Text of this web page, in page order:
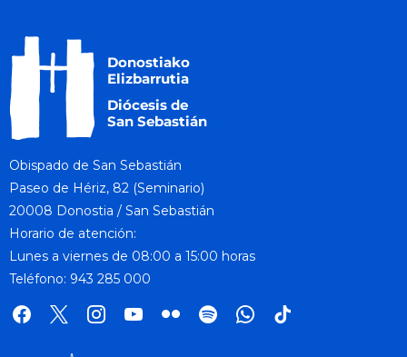
Obispado de San Sebastián
Paseo de Hériz, 82 (Seminario)
20008 Donostia / San Sebastián
Horario de atención:
Lunes a viernes de 08:00 a 15:00 horas
Teléfono: 943 285 000
facebook
x instagramyoutube
flickr spotifywhatsapp
tik